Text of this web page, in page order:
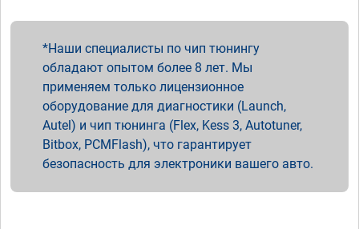
Наши специалисты по чип тюнингу
обладают опытом более 8 лет. Мы
применяем только лицензионное
оборудование для диагностики (Launch,
Autel) и чип тюнинга (Flex, Kess 3, Autotuner,
Bitbox, PCMFlash), что гарантирует
безопасность для электроники вашего авто.